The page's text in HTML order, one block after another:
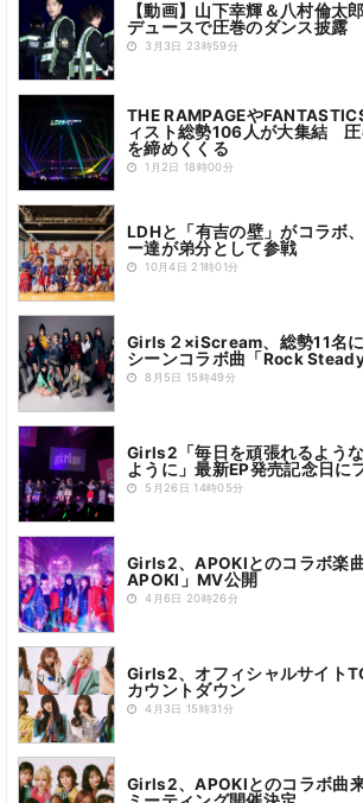
【動画】山下幸輝＆八村倫
デュースで圧巻のダンス披露
3月3日 23時59分
THE RAMPAGEや
ィスト総勢106人が大集結
を締めくくる
1月2日 18時00分
LDHと「有吉の壁」がコラボ
ー達が弟分として参戦
10月4日 21時01分
Girls２×iScream、総勢11名
シーンコラボ曲「Rock
8月5日 15時49分
Girls2「毎日を頑張れるよう
ように」最新EP発売記念日に
5月26日 14時05分
Girls2、APOKIとのコラボ楽
APOKI」MV公開
4月6日 20時26分
Girls2、オフィシャルサイト
カウントダウン
4月3日 15時31分
Girls2、APOKIとのコラボ曲